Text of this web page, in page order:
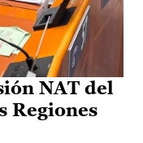
NAT del
Regiones